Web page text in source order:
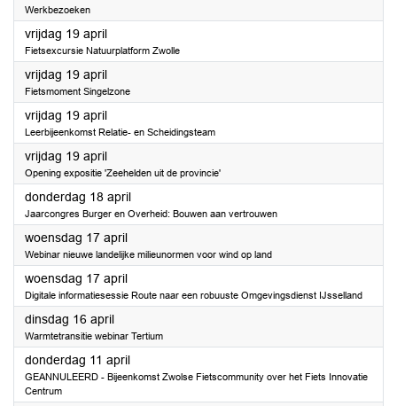
Werkbezoeken
vrijdag 19 april2024
Fietsexcursie Natuurplatform Zwolle
vrijdag 19 april2024
Fietsmoment Singelzone
vrijdag 19 april2024
Leerbijeenkomst Relatie- en Scheidingsteam
vrijdag 19 april2024
Opening expositie 'Zeehelden uit de provincie'
donderdag 18 april2024
Jaarcongres Burger en Overheid: Bouwen aan vertrouwen
woensdag 17 april2024
Webinar nieuwe landelijke milieunormen voor wind op land
woensdag 17 april2024
Digitale informatiesessie Route naar een robuuste Omgevingsdienst IJsselland
dinsdag 16 april2024
Warmtetransitie webinar Tertium
donderdag 11 april2024
GEANNULEERD - Bijeenkomst Zwolse Fietscommunity over het Fiets Innovatie
Centrum